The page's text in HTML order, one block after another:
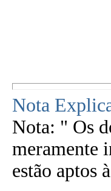
Nota
Nota: " Os
meramente
estão aptos